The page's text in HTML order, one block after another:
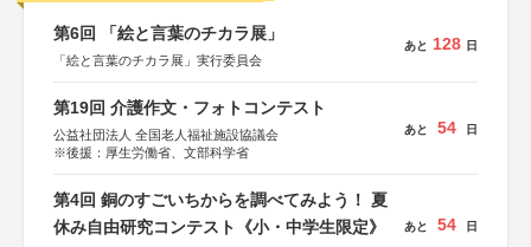
第6回 「絵と言葉のチカラ展」
「絵と言葉のチカラ展」実行委員会
あと 128 日
第19回 介護作文・フォトコンテスト
公益社団法人 全国老人福祉施設協議会
※後援：厚生労働省、文部科学省
あと 54 日
第4回 銅のすごいちからを調べてみよう！ 夏
休み自由研究コンテスト《小・中学生限定》
あと 54 日